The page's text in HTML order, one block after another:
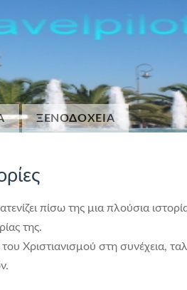
ΞΕΝΟΔΟΧΕΙΑ
πίσω της μια πλούσια
της.
Χριστιανισμού στη συνέχεια,